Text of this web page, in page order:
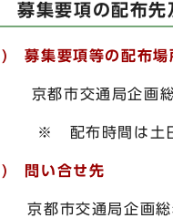
集要項の配布先
募集要項等の配布場
都市交通局企画総務
配布時間は土日祝
問い合せ先
都市交通局企画総務